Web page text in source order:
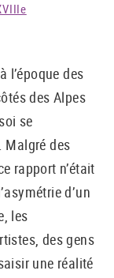
l’époque des
des Alpes
se
Malgré des
rapport n’était
d’un
les
des gens
une réalité